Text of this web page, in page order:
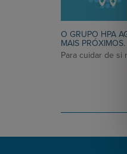
O GRUPO HPA
MAIS PRÓXIMOS.
Para cuidar de si